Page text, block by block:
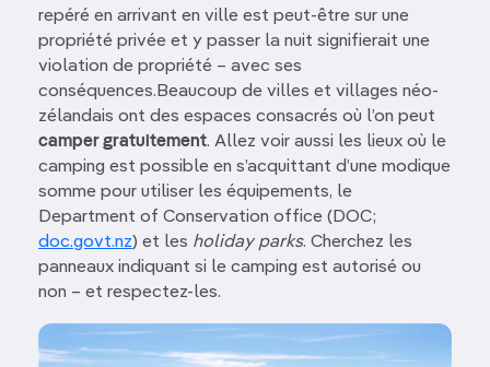
repéré en arrivant en ville est peut-être sur une
propriété privée et y passer la nuit signifierait une
violation de propriété – avec ses
conséquences.Beaucoup de villes et villages néo-
zélandais ont des espaces consacrés où l’on peut
camper gratuitement. Allez voir aussi les lieux où le
camping est possible en s’acquittant d’une modique
somme pour utiliser les équipements, le
Department of Conservation office (DOC;
doc.govt.nz) et les holiday parks. Cherchez les
panneaux indiquant si le camping est autorisé ou
non – et respectez-les.
Image